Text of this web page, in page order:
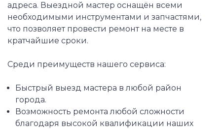
адреса. Выездной мастер оснащён всеми
необходимыми инструментами и запчастями,
что позволяет провести ремонт на месте в
кратчайшие сроки.
Среди преимуществ нашего сервиса:
Быстрый выезд мастера в любой район
города.
Возможность ремонта любой сложности
благодаря высокой квалификации наших